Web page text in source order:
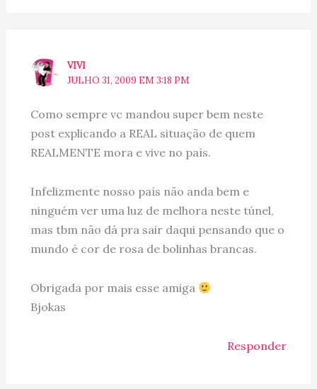
VIVI
JULHO 31, 2009 EM 3:18 PM
Como sempre vc mandou super bem neste
post explicando a REAL situação de quem
REALMENTE mora e vive no país.
Infelizmente nosso país não anda bem e
ninguém ver uma luz de melhora neste túnel,
mas tbm não dá pra sair daqui pensando que o
mundo é cor de rosa de bolinhas brancas.
Obrigada por mais esse amiga
Bjokas
Responder